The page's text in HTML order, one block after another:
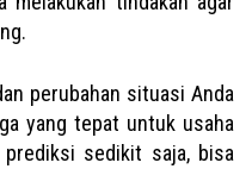
perubahan situasi Anda
yang tepat untuk usaha
sedikit saja, bisa